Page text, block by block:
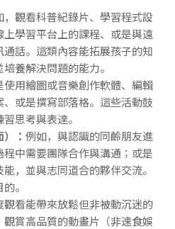
，觀看科普紀錄片、學習程式設
學習平台上的課程、或是與遠
話。這類內容能拓展孩子的知
養解決問題的能力。
使用繪圖或音樂創作軟體、編輯
或是撰寫部落格。這些活動鼓
思考與表達。
）：例如，與認識的同齡朋友進
中需要團隊合作與溝通；或是
，並與志同道合的夥伴交流。
。
觀看能帶來放鬆但非被動沉迷的
賞高品質的動畫片（非速食娛